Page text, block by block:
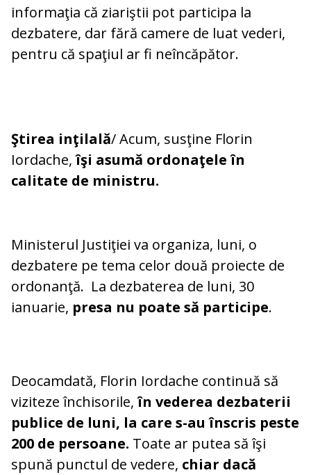
informaţia că ziariştii pot participa la
dezbatere, dar fără camere de luat vederi,
pentru că spaţiul ar fi neîncăpător.
Ştirea inţilală/ Acum, susţine Florin
Iordache,îşi asumă ordonaţele în
calitate de ministru.
Ministerul Justiţiei va organiza, luni, o
dezbatere pe tema celor două proiecte de
ordonanţă. La dezbaterea de luni, 30
ianuarie, presa nu poate să participe.
Deocamdată, Florin Iordache continuă să
viziteze închisorile,în vederea dezbaterii
publice de luni, la care s-au înscris peste
200 de persoane. Toate ar putea să îşi
spună punctul de vedere, chiar dacă